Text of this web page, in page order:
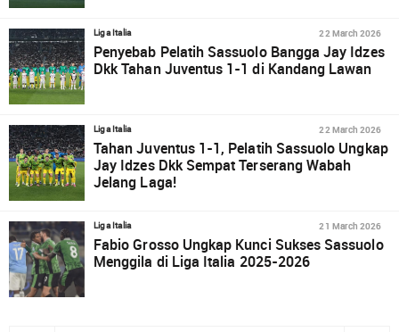
Liga Italia 22 March 2026
Penyebab Pelatih Sassuolo Bangga Jay Idzes
Dkk Tahan Juventus 1-1 di Kandang Lawan
Liga Italia 22 March 2026
Tahan Juventus 1-1, Pelatih Sassuolo Ungkap
Jay Idzes Dkk Sempat Terserang Wabah
Jelang Laga!
Liga Italia 21 March 2026
Fabio Grosso Ungkap Kunci Sukses Sassuolo
Menggila di Liga Italia 2025-2026